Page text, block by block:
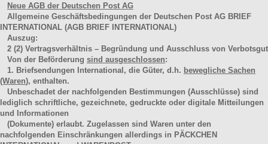
Neue AGB der Deutschen Post AG
Allgemeine Geschäftsbedingungen der Deutschen Post AG BRIEF
INTERNATIONAL (AGB BRIEF INTERNATIONAL)
Auszug:
2 (2) Vertragsverhältnis – Begründung und Ausschluss von Verbotsgut
Von der Beförderung sind ausgeschlossen:
1. Briefsendungen International, die Güter, d.h. bewegliche Sachen
(Waren), enthalten.
Unbeschadet der nachfolgenden Bestimmungen (Ausschlüsse) sind
lediglich schriftliche, gezeichnete, gedruckte oder digitale Mitteilungen
und Informationen
(Dokumente) erlaubt. Zugelassen sind Waren unter den
nachfolgenden Einschränkungen allerdings in PÄCKCHEN